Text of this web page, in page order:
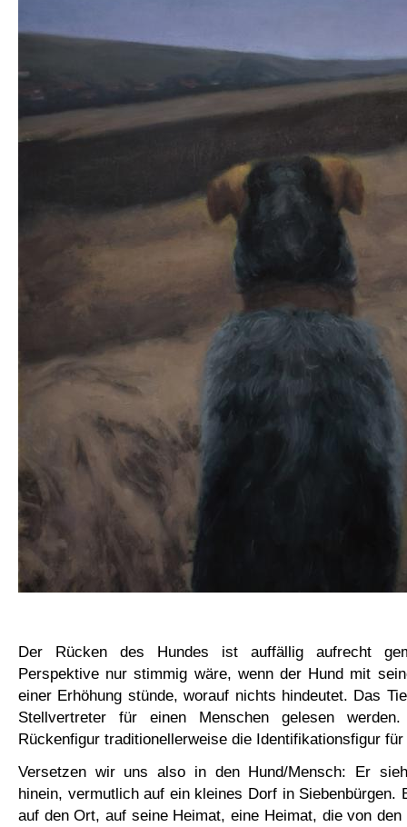
Der Rücken des Hundes ist auffällig aufrecht
Perspektive nur stimmig wäre, wenn der Hund mit
einer Erhöhung stünde, worauf nichts hindeutet. Das
Stellvertreter für einen Menschen gelesen
Rückenfigur traditionellerweise die Identifikationsfigur
Versetzen wir uns also in den Hund/Mensch: Er
hinein, vermutlich auf ein kleines Dorf in Siebenbürgen.
auf den Ort, auf seine Heimat, eine Heimat, die von